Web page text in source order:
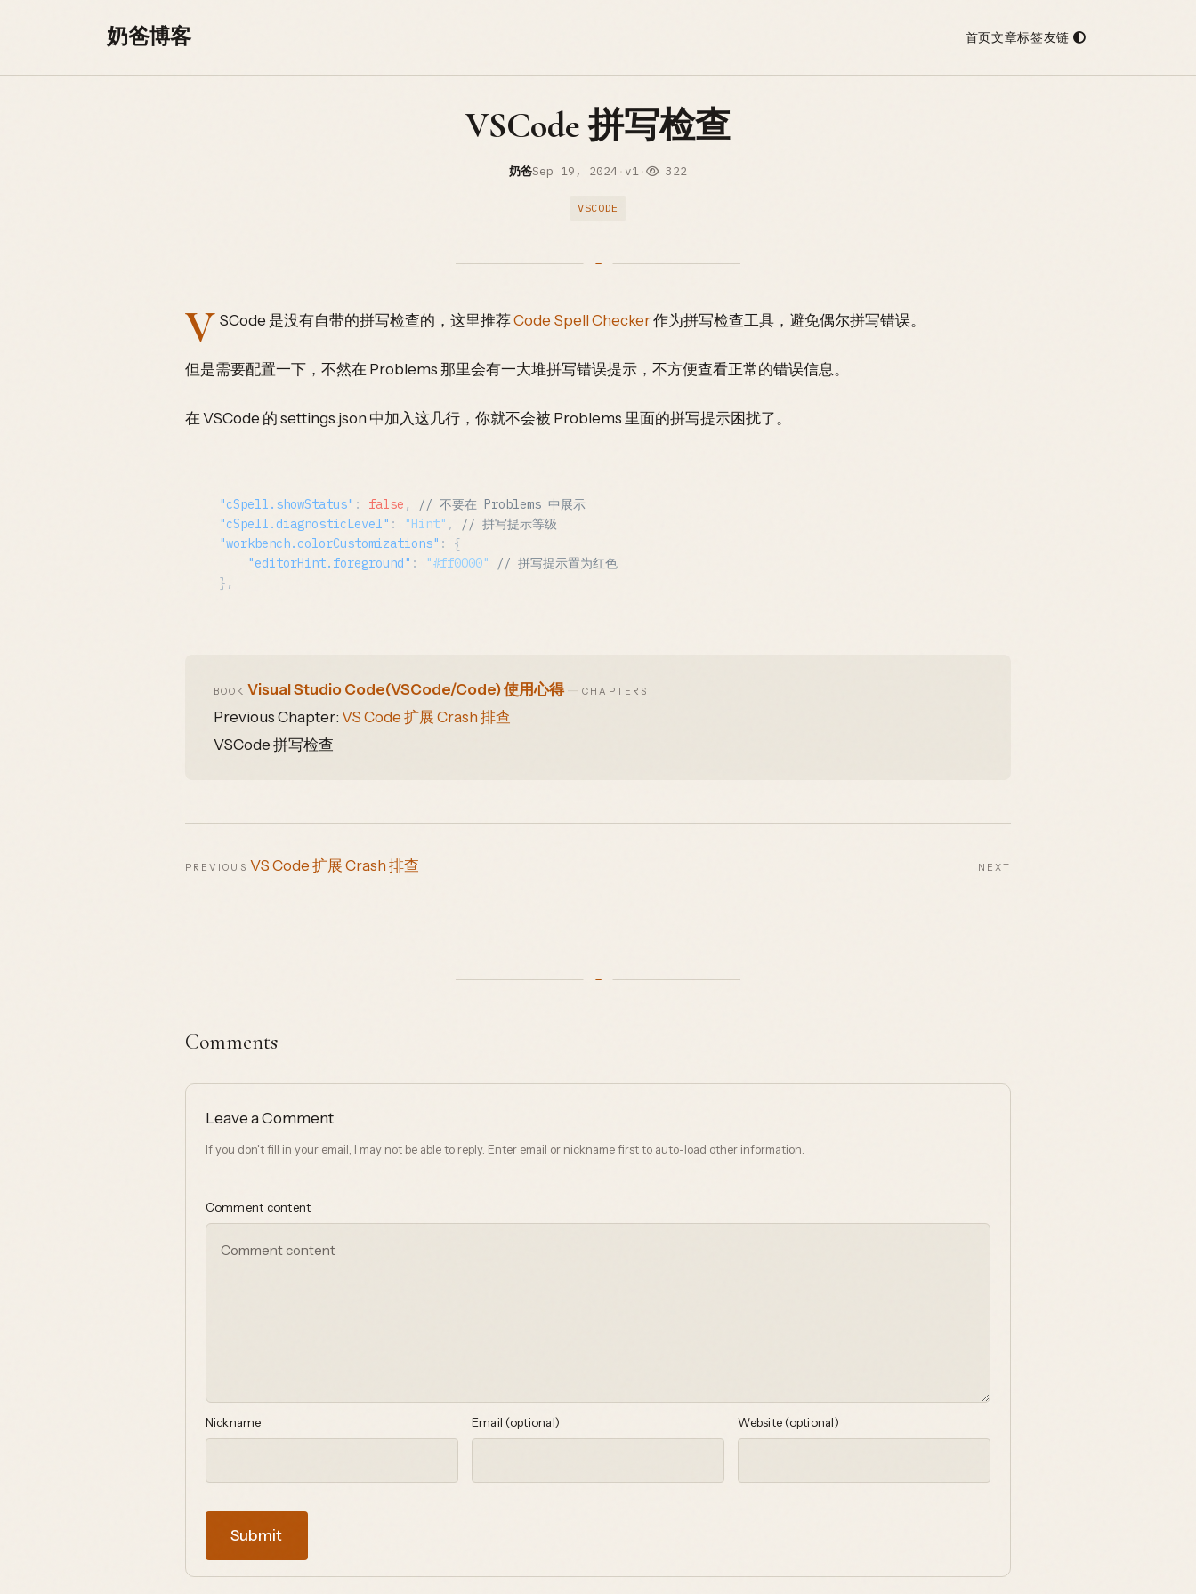
奶爸博客 首页文章标签友链
VSCode 拼写检查
奶爸Sep 19, 2024· v1· 322
VSCODE
V SCode 是没有自带的拼写检查的，这里推荐Code Spell Checker作为拼写检查工具，避免偶尔拼写错误。
但是需要配置一下，不然在 Problems 那里会有一大堆拼写错误提示，不方便查看正常的错误信息。
在 VSCode 的 settings.json 中加入这几行，你就不会被 Problems 里面的拼写提示困扰了。
"cSpell.showStatus" : false ,
// 不要在 Problems 中展示
"cSpell.diagnosticLevel" : "Hint" ,
// 拼写提示等级
"workbench.colorCustomizations" :
{
"editorHint.foreground" : "#ff0000"
// 拼写提示置为红色
} ,
BOOK Visual Studio Code(VSCode/Code) 使用心得— CHAPTERS
Previous Chapter: VS Code 扩展 Crash 排查
VSCode 拼写检查
PREVIOUS VS Code 扩展 Crash 排查 NEXT
Comments
Leave a Comment
If you don't fill in your email, I may not be able to reply. Enter email or nickname first to auto-load other information.
Comment content
Nickname Email (optional) Website (optional)
Submit